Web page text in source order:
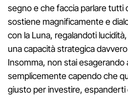
segno e che faccia parlare tutti
sostiene magnificamente e
con la Luna, regalandoti
una capacità strategica
Insomma, non stai esagerando
semplicemente capendo che
giusto per investire,